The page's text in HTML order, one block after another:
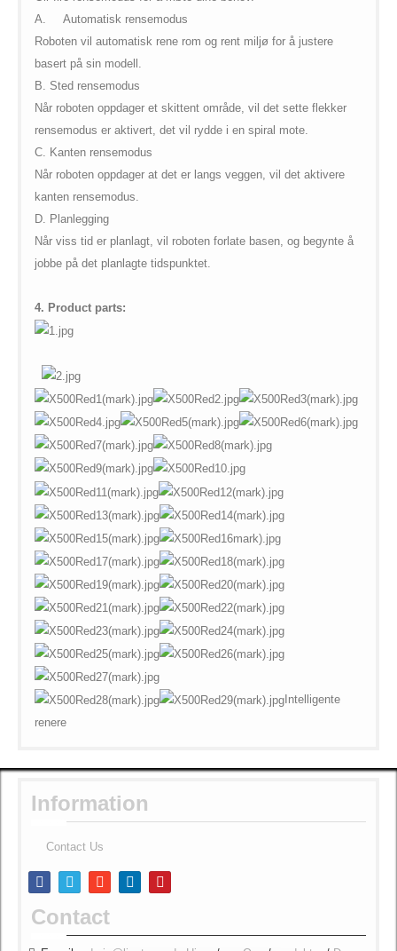
A.
Automatisk rensemodus
Roboten vil automatisk rene rom og rent miljø for å justere
basert på sin modell.
B. Sted rensemodus
Når roboten oppdager et skittent område, vil det sette flekker
rensemodus er aktivert, det vil rydde i en spiral mote.
C. Kanten rensemodus
Når roboten oppdager at det er langs veggen, vil det aktivere
kanten rensemodus.
D. P lanlegging
Når viss tid er planlagt, vil roboten forlate basen, og begynte å
jobbe på det planlagte tidspunktet.
4. Product parts:
Intelligente
renere
Information
Contact Us
Contact